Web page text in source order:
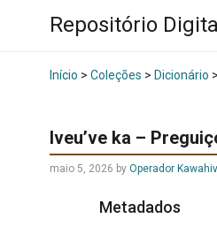
Repositório
Início > Coleções > Dicionário >
Iveu’ve ka –
maio 5, 2026 by Operador
Metadados